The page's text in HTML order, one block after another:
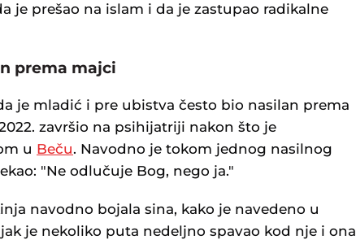
je prešao na islam i da je zastupao radikalne
prema majci
je mladić i pre ubistva često bio nasilan prema
završio na psihijatriji nakon što je
u Beču. Navodno je tokom jednog nasilnog
"Ne odlučuje Bog, nego ja."
navodno bojala sina, kako je navedeno u
je nekoliko puta nedeljno spavao kod nje i ona